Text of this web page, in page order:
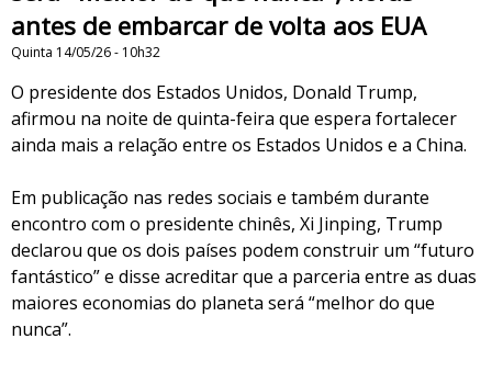
antes de embarcar de volta aos EUA
Quinta 14/05/26 - 10h32
O presidente dos Estados Unidos, Donald Trump,
afirmou na noite de quinta-feira que espera fortalecer
ainda mais a relação entre os Estados Unidos e a China.
Em publicação nas redes sociais e também durante
encontro com o presidente chinês, Xi Jinping, Trump
declarou que os dois países podem construir um “futuro
fantástico” e disse acreditar que a parceria entre as duas
maiores economias do planeta será “melhor do que
nunca”.